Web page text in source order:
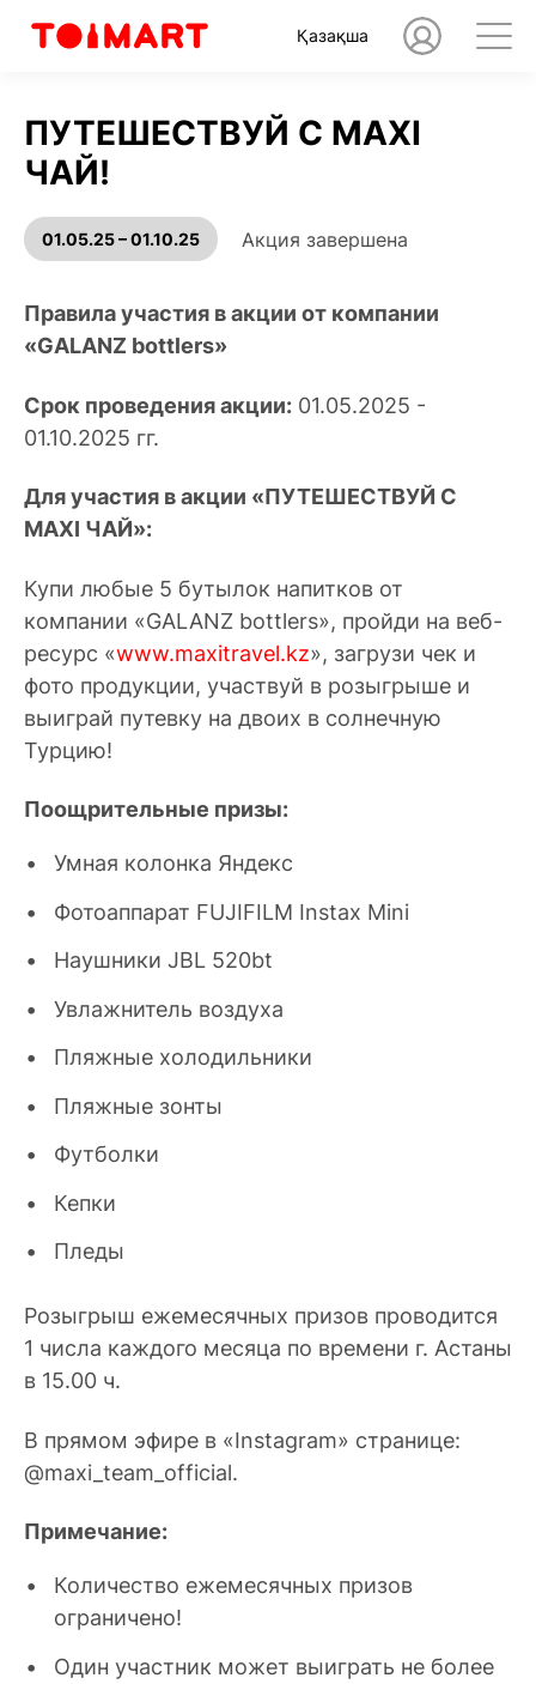
Қазақша
ПУТЕШЕСТВУЙ С MAXI
ЧАЙ!
01.05.25 – 01.10.25 Акция завершена
Правила участия в акции от компании
«GALANZ bottlers»
Срок проведения акции: 01.05.2025 -
01.10.2025 гг.
Для участия в акции «ПУТЕШЕСТВУЙ С
MAXI ЧАЙ»:
Купи любые 5 бутылок напитков от
компании «GALANZ bottlers», пройди на веб-
ресурс «www.maxitravel.kz», загрузи чек и
фото продукции, участвуй в розыгрыше и
выиграй путевку на двоих в солнечную
Турцию!
Поощрительные призы:
Умная колонка Яндекс
Фотоаппарат FUJIFILM Instax Mini
Наушники JBL 520bt
Увлажнитель воздуха
Пляжные холодильники
Пляжные зонты
Футболки
Кепки
Пледы
Розыгрыш ежемесячных призов проводится
1 числа каждого месяца по времени г. Астаны
в 15.00 ч.
В прямом эфире в «Instagram» странице:
@maxi_team_official.
Примечание:
Количество ежемесячных призов
ограничено!
Один участник может выиграть не более